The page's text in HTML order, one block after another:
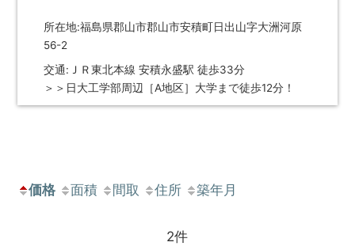
所在地:福島県郡山市郡山市安積町日出山字大洲河原
56-2
交通:ＪＲ東北本線 安積永盛駅 徒歩33分
＞＞日大工学部周辺［A地区］大学まで徒歩12分！
価格 面積 間取 住所 築年月
2件